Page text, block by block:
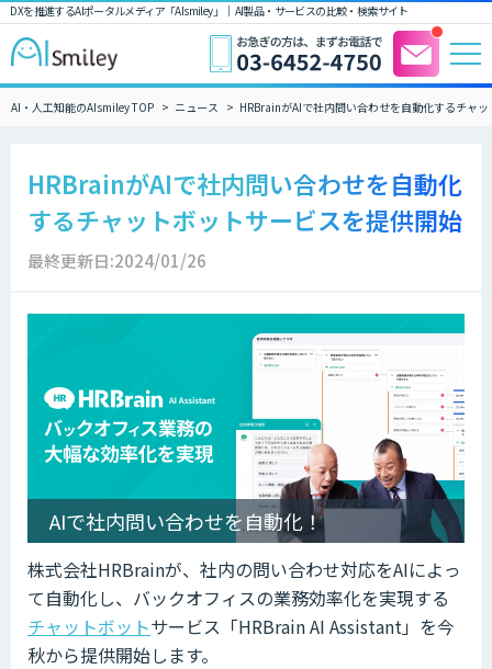
DXを推進するAIポータルメディア「AIsmiley」｜ AI製品・サービスの比較・検索サイト
AI・人工知能のAIsmiley TOP ニュース HRBrainがAIで社内問い合わせを自動化するチャ
HRBrainがAIで社内問い合わせを自動化
するチャットボットサービスを提供開始
最終更新日:2024/01/26
AIで社内問い合わせを自動化！
株式会社HRBrainが、社内の問い合わせ対応をAIによっ
て自動化し、バックオフィスの業務効率化を実現する
チャットボットサービス「HRBrain AI Assistant」を今
秋から提供開始します。